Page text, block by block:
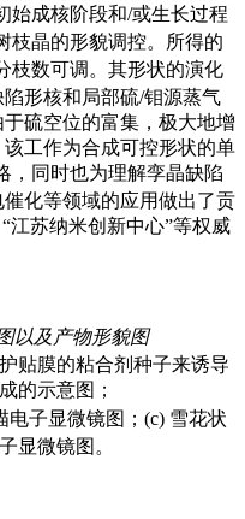
始成核阶段和/或生长过程
枝晶的形貌调控。所得的
枝数可调。其形状的演化
形核和局部硫/钼源蒸气
硫空位的富集，极大地增
工作为合成可控形状的单
，同时也为理解孪晶缺陷
化等领域的应用做出了贡
江苏纳米创新中心”等权威
以及产物形貌图
贴膜的粘合剂种子来诱导
的示意图；
电子显微镜图；(c) 雪花状
显微镜图。